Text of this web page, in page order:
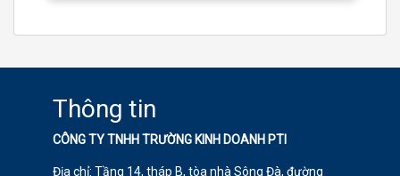
Thông tin
CÔNG TY TNHH TRƯỜNG KINH DOANH PTI
Địa chỉ: Tầng 14, tháp B, tòa nhà Sông Đà, đường